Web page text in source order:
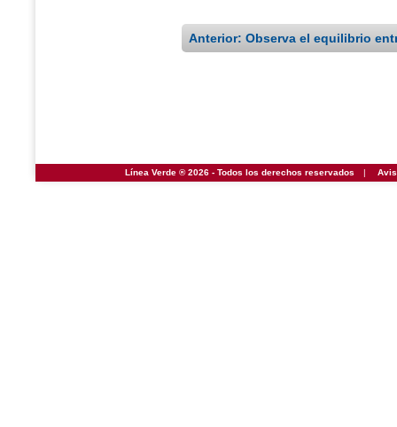
Anterior: Observa el equilibrio
Línea Verde ® 2026 - Todos los derechos reservados |